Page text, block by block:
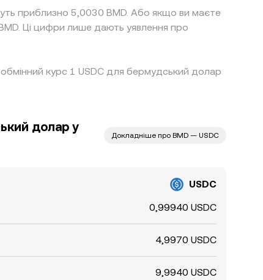
приблизно 5,0030 BMD. Або якщо ви маєте
Ці цифри лише дають уявлення про
курс 1 USDC для бермудський долар
долар у
Докладніше про BMD — USDC
USDC
0,99940 USDC
4,9970 USDC
9,9940 USDC